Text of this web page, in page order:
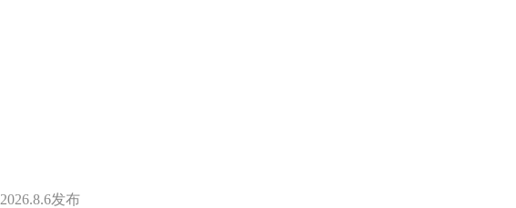
2026.8.6发布